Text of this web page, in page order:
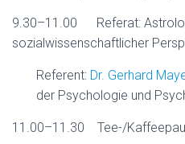
9.30–11.00 Referat:
sozialwissenschaftlicher
Referent: Dr. Gerhard
der Psychologie und
11.00–11.30 Tee-/